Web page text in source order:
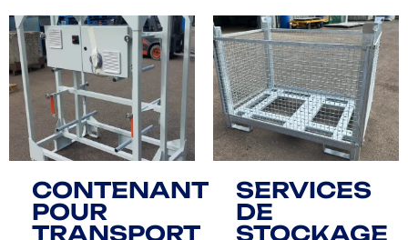
CONTENANT
POUR
TRANSPORT
SERVICES
DE
STOCKAGE